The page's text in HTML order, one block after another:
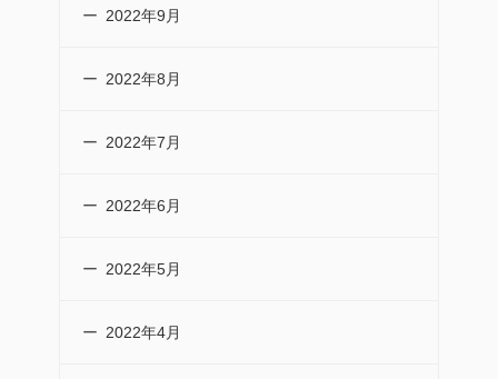
2022年9月
2022年8月
2022年7月
2022年6月
2022年5月
2022年4月